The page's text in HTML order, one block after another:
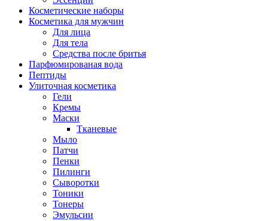
Косметические наборы
Косметика для мужчин
Для лица
Для тела
Средства после бритья
Парфюмированая вода
Пептиды
Улиточная косметика
Гели
Кремы
Маски
Тканевые
Мыло
Патчи
Пенки
Пилинги
Сыворотки
Тоники
Тонеры
Эмульсии